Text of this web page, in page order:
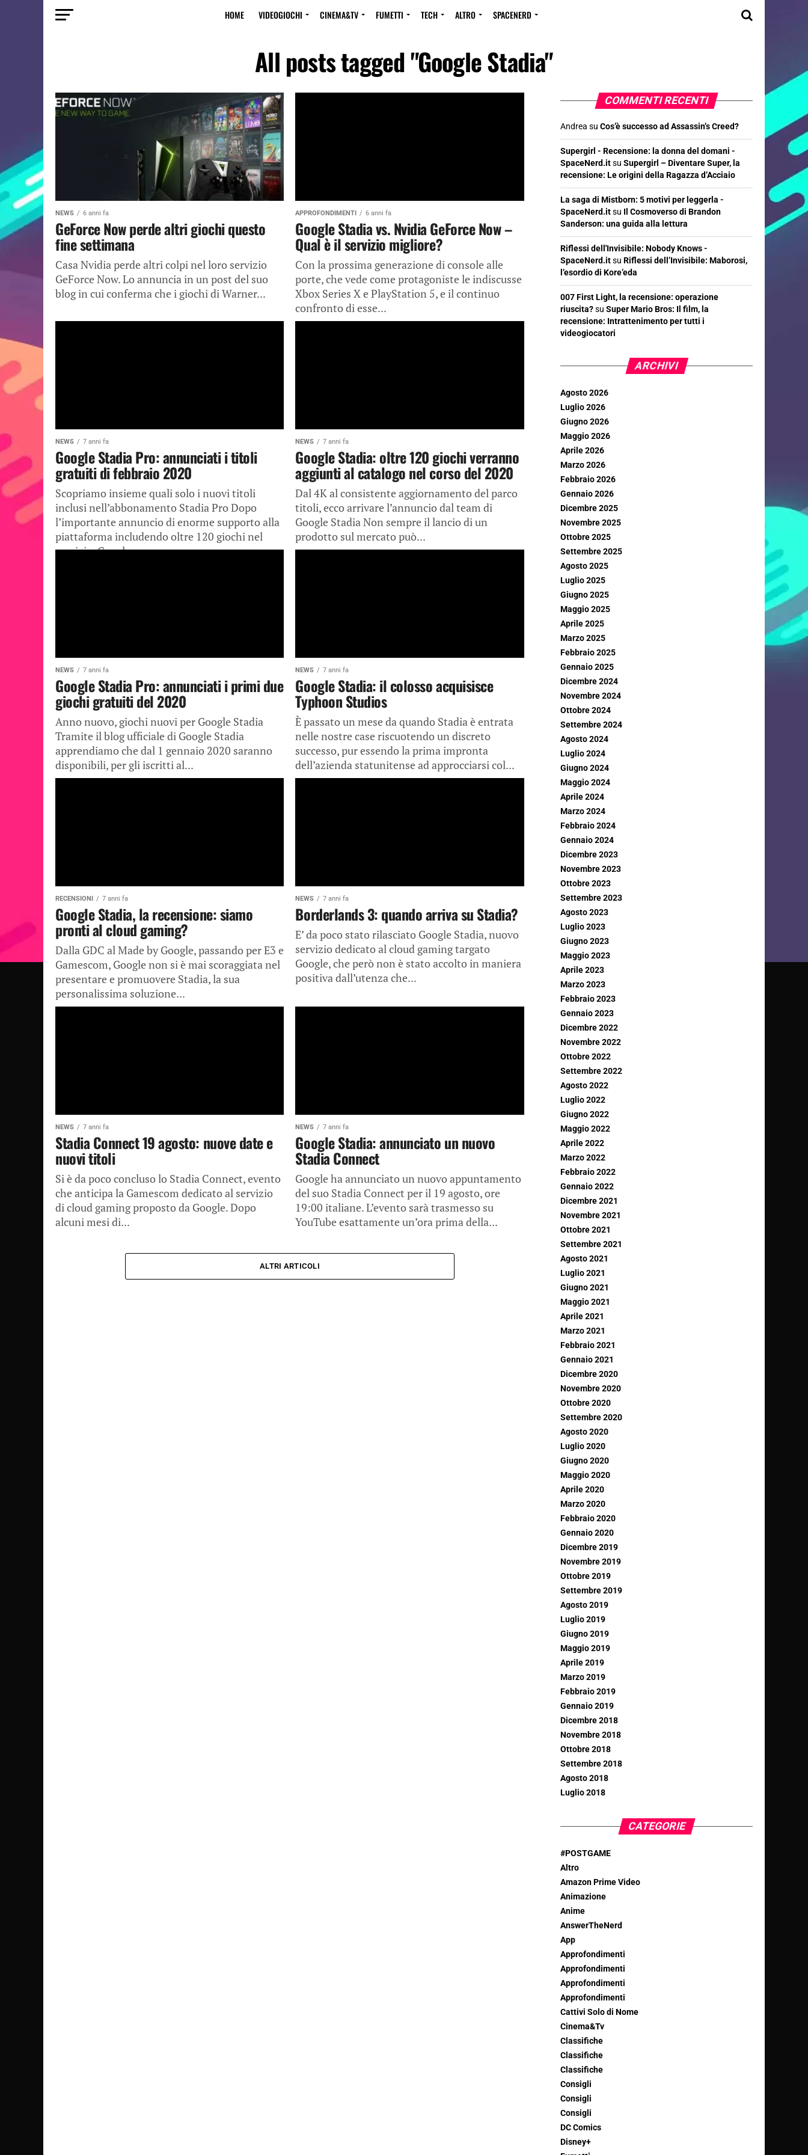
HOME VIDEOGIOCHI CINEMA&TV FUMETTI TECH ALTRO SPACENERD
All posts tagged "Google Stadia"
NEWS 6 anni fa
GeForce Now perde altri giochi questo
fine settimana
Casa Nvidia perde altri colpi nel loro servizio
GeForce Now. Lo annuncia in un post del suo
blog in cui conferma che i giochi di Warner...
APPROFONDIMENTI 6 anni fa
Google Stadia vs. Nvidia GeForce Now –
Qual è il servizio migliore?
Con la prossima generazione di console alle
porte, che vede come protagoniste le indiscusse
Xbox Series X e PlayStation 5, e il continuo
confronto di esse...
NEWS 7 anni fa
Google Stadia Pro: annunciati i titoli
gratuiti di febbraio 2020
Scopriamo insieme quali solo i nuovi titoli
inclusi nell’abbonamento Stadia Pro Dopo
l’importante annuncio di enorme supporto alla
piattaforma includendo oltre 120 giochi nel
servizio, Google...
NEWS 7 anni fa
Google Stadia: oltre 120 giochi verranno
aggiunti al catalogo nel corso del 2020
Dal 4K al consistente aggiornamento del parco
titoli, ecco arrivare l’annuncio dal team di
Google Stadia Non sempre il lancio di un
prodotto sul mercato può...
NEWS 7 anni fa
Google Stadia Pro: annunciati i primi due
giochi gratuiti del 2020
Anno nuovo, giochi nuovi per Google Stadia
Tramite il blog ufficiale di Google Stadia
apprendiamo che dal 1 gennaio 2020 saranno
disponibili, per gli iscritti al...
NEWS 7 anni fa
Google Stadia: il colosso acquisisce
Typhoon Studios
È passato un mese da quando Stadia è entrata
nelle nostre case riscuotendo un discreto
successo, pur essendo la prima impronta
dell’azienda statunitense ad approcciarsi col...
RECENSIONI 7 anni fa
Google Stadia, la recensione: siamo
pronti al cloud gaming?
Dalla GDC al Made by Google, passando per E3 e
Gamescom, Google non si è mai scoraggiata nel
presentare e promuovere Stadia, la sua
personalissima soluzione...
NEWS 7 anni fa
Borderlands 3: quando arriva su Stadia?
E’ da poco stato rilasciato Google Stadia, nuovo
servizio dedicato al cloud gaming targato
Google, che però non è stato accolto in maniera
positiva dall’utenza che...
NEWS 7 anni fa
Stadia Connect 19 agosto: nuove date e
nuovi titoli
Si è da poco concluso lo Stadia Connect, evento
che anticipa la Gamescom dedicato al servizio
di cloud gaming proposto da Google. Dopo
alcuni mesi di...
NEWS 7 anni fa
Google Stadia: annunciato un nuovo
Stadia Connect
Google ha annunciato un nuovo appuntamento
del suo Stadia Connect per il 19 agosto, ore
19:00 italiane. L’evento sarà trasmesso su
YouTube esattamente un’ora prima della...
ALTRI ARTICOLI
COMMENTI RECENTI
Andrea su Cos’è successo ad Assassin’s Creed?
Supergirl - Recensione: la donna del domani -
SpaceNerd.itsu Supergirl – Diventare Super, la
recensione: Le origini della Ragazza d’Acciaio
La saga di Mistborn: 5 motivi per leggerla -
SpaceNerd.itsu Il Cosmoverso di Brandon
Sanderson: una guida alla lettura
Riflessi dell'Invisibile: Nobody Knows -
SpaceNerd.itsu Riflessi dell’Invisibile: Maborosi,
l’esordio di Kore’eda
007 First Light, la recensione: operazione
riuscita?su Super Mario Bros: Il film, la
recensione: Intrattenimento per tutti i
videogiocatori
ARCHIVI
Agosto 2026
Luglio 2026
Giugno 2026
Maggio 2026
Aprile 2026
Marzo 2026
Febbraio 2026
Gennaio 2026
Dicembre 2025
Novembre 2025
Ottobre 2025
Settembre 2025
Agosto 2025
Luglio 2025
Giugno 2025
Maggio 2025
Aprile 2025
Marzo 2025
Febbraio 2025
Gennaio 2025
Dicembre 2024
Novembre 2024
Ottobre 2024
Settembre 2024
Agosto 2024
Luglio 2024
Giugno 2024
Maggio 2024
Aprile 2024
Marzo 2024
Febbraio 2024
Gennaio 2024
Dicembre 2023
Novembre 2023
Ottobre 2023
Settembre 2023
Agosto 2023
Luglio 2023
Giugno 2023
Maggio 2023
Aprile 2023
Marzo 2023
Febbraio 2023
Gennaio 2023
Dicembre 2022
Novembre 2022
Ottobre 2022
Settembre 2022
Agosto 2022
Luglio 2022
Giugno 2022
Maggio 2022
Aprile 2022
Marzo 2022
Febbraio 2022
Gennaio 2022
Dicembre 2021
Novembre 2021
Ottobre 2021
Settembre 2021
Agosto 2021
Luglio 2021
Giugno 2021
Maggio 2021
Aprile 2021
Marzo 2021
Febbraio 2021
Gennaio 2021
Dicembre 2020
Novembre 2020
Ottobre 2020
Settembre 2020
Agosto 2020
Luglio 2020
Giugno 2020
Maggio 2020
Aprile 2020
Marzo 2020
Febbraio 2020
Gennaio 2020
Dicembre 2019
Novembre 2019
Ottobre 2019
Settembre 2019
Agosto 2019
Luglio 2019
Giugno 2019
Maggio 2019
Aprile 2019
Marzo 2019
Febbraio 2019
Gennaio 2019
Dicembre 2018
Novembre 2018
Ottobre 2018
Settembre 2018
Agosto 2018
Luglio 2018
CATEGORIE
#POSTGAME
Altro
Amazon Prime Video
Animazione
Anime
AnswerTheNerd
App
Approfondimenti
Approfondimenti
Approfondimenti
Approfondimenti
Cattivi Solo di Nome
Cinema&Tv
Classifiche
Classifiche
Classifiche
Consigli
Consigli
Consigli
DC Comics
Disney+